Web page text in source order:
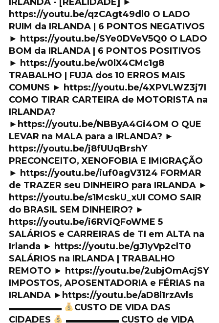
https://youtu.be/qzCAgt49dl0 O LADO
RUIM da IRLANDA | 6 PONTOS NEGATIVOS
► https://youtu.be/SYe0DVeV5Q0 O LADO
BOM da IRLANDA | 6 PONTOS POSITIVOS
► https://youtu.be/w0lX4CMc1g8
TRABALHO | FUJA dos 10 ERROS MAIS
COMUNS ► https://youtu.be/4XPVLWZ3j7I
COMO TIRAR CARTEIRA de MOTORISTA na
IRLANDA?
►https://youtu.be/NBByA4Gi4OM O QUE
LEVAR na MALA para a IRLANDA? ►
https://youtu.be/j8fUUqBrshY
PRECONCEITO, XENOFOBIA E IMIGRAÇÃO
► https://youtu.be/iuf0agV3124 FORMAR
de TRAZER seu DINHEIRO para IRLANDA ►
https://youtu.be/s1McskU_xUI COMO SAIR
do BRASIL SEM DINHEIRO? ►
https://youtu.be/i6RViQFoWME 5
SALÁRIOS e CARREIRAS de TI em ALTA na
Irlanda ► https://youtu.be/gJ1yVp2clT0
SALÁRIOS na IRLANDA | TRABALHO
REMOTO ► https://youtu.be/2ubjOmAcjSY
IMPOSTOS, APOSENTADORIA e FÉRIAS na
IRLANDA ►https://youtu.be/aD8l1rzAvls
▬▬▬▬▬▬
CUSTO DE VIDA DAS
CIDADES
▬▬▬▬▬▬ CUSTO de VIDA